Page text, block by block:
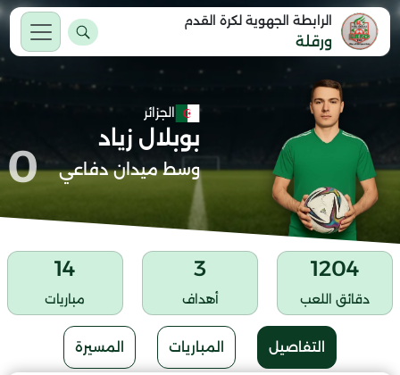
الرابطة الجهوية لكرة القدم
ورقلة
الجزائر
بوبلال زياد
وسط ميدان دفاعي 0
1204
دقائق اللعب
3
أهداف
14
مباريات
التفاصيل المباريات المسيرة